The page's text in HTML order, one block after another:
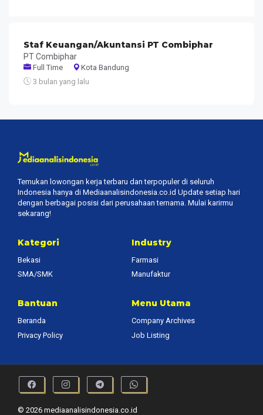
Staf Keuangan/Akuntansi PT Combiphar
PT Combiphar
Full Time
Kota Bandung
3 bulan yang lalu
Temukan lowongan kerja terbaru dan terpopuler di seluruh
Indonesia hanya di Mediaanalisindonesia.co.id Update setiap hari
dengan berbagai posisi dari perusahaan ternama. Mulai karirmu
sekarang!
Kategori
Bekasi
SMA/SMK
Industry
Farmasi
Manufaktur
Bantuan
Beranda
Privacy Policy
Menu Utama
Company Archives
Job Listing
© 2026 mediaanalisindonesia.co.id